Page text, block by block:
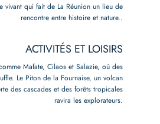
vivant qui fait de La Réunion un lieu de
rencontre entre histoire et nature..
ACTIVITÉS ET LOISIRS
Mafate, Cilaos et Salazie, où des
Le Piton de la Fournaise, un volcan
des cascades et des forêts tropicales
ravira les explorateurs.